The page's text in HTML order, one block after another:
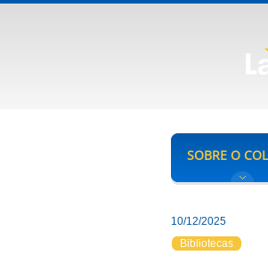
SOBRE O
10/12/2025
Bibliotecas